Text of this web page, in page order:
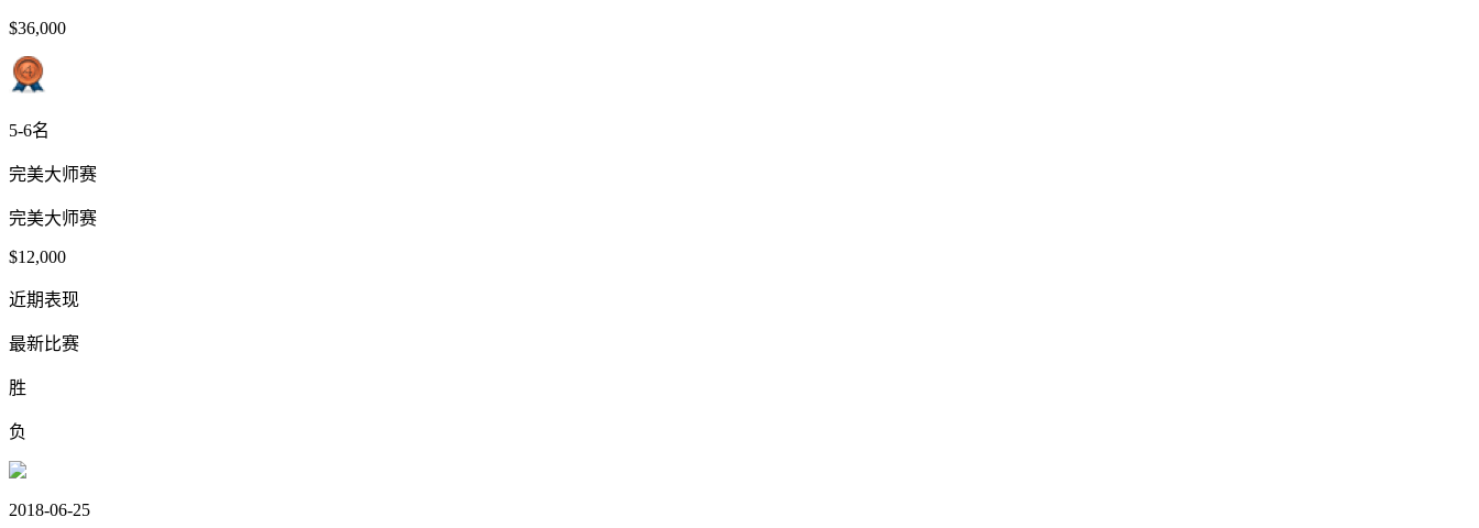
$36,000
5-6名
完美大师赛
完美大师赛
$12,000
近期表现
最新比赛
胜
负
2018-06-25